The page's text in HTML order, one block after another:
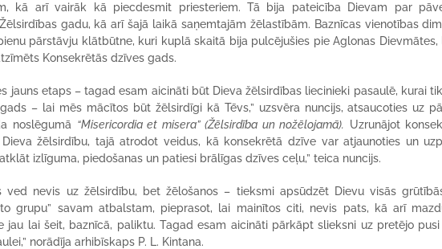
kā arī vairāk kā piecdesmit priesteriem. Tā bija pateicība Dievam par
gadu, kā arī šajā laikā saņemtajām žēlastībām. Baznīcas vienotības
pārstāvju klātbūtne, kuri kuplā skaitā bija pulcējušies pie Aglonas Dievmātes,
Konsekrētās dzīves gads.
jauns etaps – tagad esam aicināti būt Dieva žēlsirdības liecinieki pasaulē, kurai
– lai mēs mācītos būt žēlsirdīgi kā Tēvs,” uzsvēra nuncijs, atsaucoties uz
noslēgumā “Misericordia et misera”(Žēlsirdība un nožēlojamā). Uzrunājot
žēlsirdību, tajā atrodot veidus, kā konsekrētā dzīve var atjaunoties un
izlīguma, piedošanas un patiesi brālīgas dzīves ceļu,” teica nuncijs.
ved nevis uz žēlsirdību, bet žēlošanos – tieksmi apsūdzēt Dievu visās
grupu” savam atbalstam, pieprasot, lai mainītos citi, nevis pats, kā arī
jau lai šeit, baznīcā, paliktu. Tagad esam aicināti pārkāpt slieksni uz pretējo
norādīja arhibīskaps P. L. Kintana.